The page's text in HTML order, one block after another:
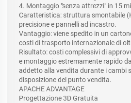
4. Montaggio "senza attrezzi" in 15
Caratteristica: struttura smontabile
precisione e pannelli ad incastro.
Vantaggio: viene spedito in un
costi di trasporto internazionale di
Risultato: costi complessivi di
e montaggio estremamente rapido
addetto alla vendita durante i cambi
disposizione del punto vendita.
APACHE ADVANTAGE
Progettazione 3D Gratuita